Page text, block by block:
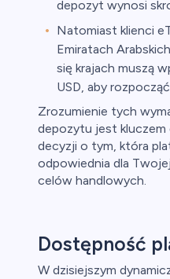
depozyt wynosi
Natomiast klienci
Emiratach
się krajach muszą
USD, aby
Zrozumienie tych
depozytu jest kluczem
decyzji o tym, która
odpowiednia dla
celów handlowych.
Dostępność
W dzisiejszym